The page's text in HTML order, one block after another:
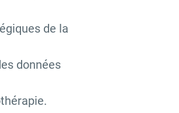
de la
données